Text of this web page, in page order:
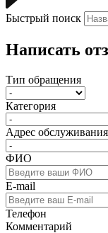
Быстрый поиск
Написать
Тип обращения
Категория
Адрес обслуживания
ФИО
E-mail
Телефон
Комментарий